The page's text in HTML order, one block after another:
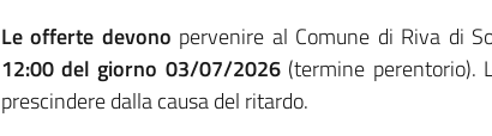
Le offerte devono pervenire al Comune di Riva di
12:00 del giorno 03/07/2026(termine perentorio).
prescindere dalla causa del ritardo.